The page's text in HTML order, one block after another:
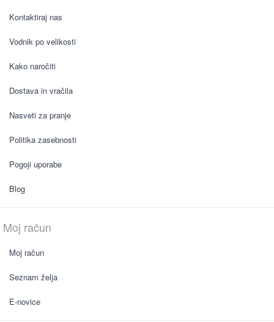
Kontaktiraj nas
Vodnik po velikosti
Kako naročiti
Dostava in vračila
Nasveti za pranje
Politika zasebnosti
Pogoji uporabe
Blog
Moj račun
Moj račun
Seznam želja
E-novice